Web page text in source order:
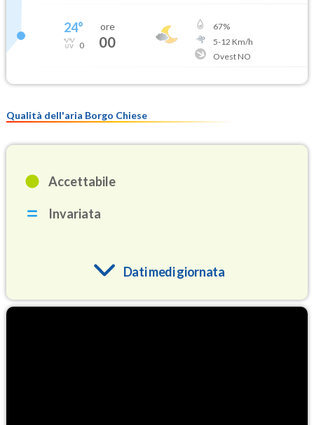
24°
0
ore
00
67%
5-12 Km/h
Ovest NO
Qualità dell'aria Borgo Chiese
Accettabile
Invariata
Dati medi giornata